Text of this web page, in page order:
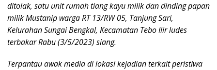
ditolak, satu unit rumah tiang kayu milik dan dinding papan
milik Mustanip warga RT 13/RW 05, Tanjung Sari,
Kelurahan Sungai Bengkal, Kecamatan Tebo Ilir ludes
terbakar Rabu (3/5/2023) siang.
Terpantau awak media di lokasi kejadian terkait peristiwa